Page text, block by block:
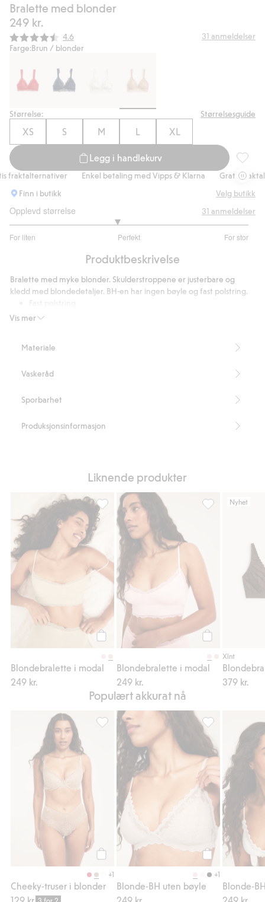
Bralette med blonder
249 kr.
Gjennomsnittskarakter:
4.6 31 anmeldelser
Farge:Brun / blonder
Størrelse: Størrelsesguide
XS S M L XL
Legg i handlekurv
Enkel betaling med Vipps & Klarna
Gratis
Finn i butikk
Velg butikk
Opplevd størrelse
For liten Perfekt For stor
av
29
stemmer
31 anmeldelser
Produktbeskrivelse
Vis mer
Bralette med myke blonder. Skulderstroppene er justerbare og
kledd med blondedetaljer. BH-en har ingen bøyle og fast polstring.
Uten bøyle
Blended Recycled Polyamide
Materiale
Vaskeråd
Sporbarhet
Produksjonsinformasjon
Liknende produkter
Legg til
Blondebralette i modal
249 kr.
Blondebralette i modal, Legg til i favoriter
Blondebralette i modal
249 kr.
Nyhet
Xlnt
379 kr.
Populært akkurat nå
+1
Cheeky-truser i blonder
129 kr. 3 for 2
Cheeky-truser i blonder, Legg til i
Legg til
+1
Blonde-BH uten bøyle
249 kr.
Blonde-BH
Blonde-
249 kr.